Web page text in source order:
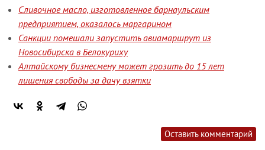
Сливочное масло, изготовленное барнаульским
предприятием, оказалось маргарином
Санкции помешали запустить авиамаршрут из
Новосибирска в Белокуриху
Алтайскому бизнесмену может грозить до 15 лет
лишения свободы за дачу взятки
Оставить комментарий